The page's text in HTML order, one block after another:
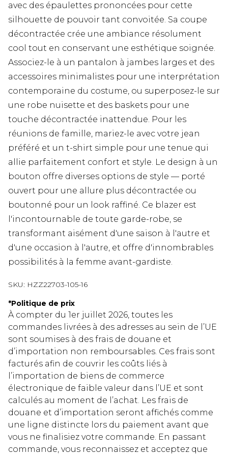
avec des épaulettes prononcées pour cette
silhouette de pouvoir tant convoitée. Sa coupe
décontractée crée une ambiance résolument
cool tout en conservant une esthétique soignée.
Associez-le à un pantalon à jambes larges et des
accessoires minimalistes pour une interprétation
contemporaine du costume, ou superposez-le sur
une robe nuisette et des baskets pour une
touche décontractée inattendue. Pour les
réunions de famille, mariez-le avec votre jean
préféré et un t-shirt simple pour une tenue qui
allie parfaitement confort et style. Le design à un
bouton offre diverses options de style — porté
ouvert pour une allure plus décontractée ou
boutonné pour un look raffiné. Ce blazer est
l'incontournable de toute garde-robe, se
transformant aisément d'une saison à l'autre et
d'une occasion à l'autre, et offre d'innombrables
possibilités à la femme avant-gardiste.
SKU: HZZ22703-105-16
*Politique de prix
À compter du 1er juillet 2026, toutes les
commandes livrées à des adresses au sein de l’UE
sont soumises à des frais de douane et
d’importation non remboursables. Ces frais sont
facturés afin de couvrir les coûts liés à
l’importation de biens de commerce
électronique de faible valeur dans l’UE et sont
calculés au moment de l’achat. Les frais de
douane et d’importation seront affichés comme
une ligne distincte lors du paiement avant que
vous ne finalisiez votre commande. En passant
commande, vous reconnaissez et acceptez que